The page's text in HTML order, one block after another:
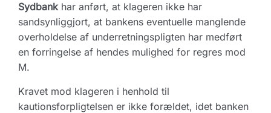
Sydbankhar anført, at klageren ikke har
sandsynliggjort, at bankens eventuelle manglende
overholdelse af underretningspligten har medført
en forringelse af hendes mulighed for regres mod
M.
Kravet mod klageren i henhold til
kautionsforpligtelsen er ikke forældet, idet banken